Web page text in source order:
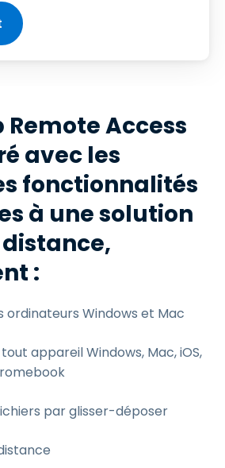
Access
avec les
fonctionnalités
à une solution
distance,
:
ordinateurs Windows et Mac
appareil Windows, Mac, iOS,
par glisser-déposer